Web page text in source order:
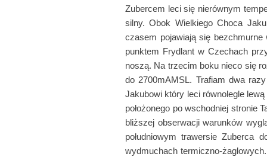
Zubercem leci się nierównym
silny. Obok Wielkiego Choca
czasem pojawiają się
punktem Frydlant w Czechach
noszą. Na trzecim boku nieco się
do 2700mAMSL. Trafiam dwa
Jakubowi który leci równolegle
położonego po wschodniej stronie
bliższej obserwacji warunków
południowym trawersie Zuberca
wydmuchach termiczno-